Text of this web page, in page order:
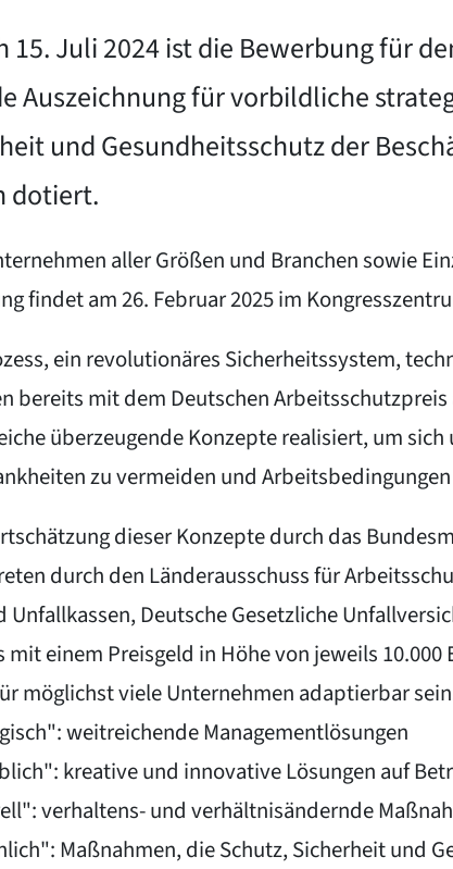
Juli 2024 ist die Bewerbung für
Auszeichnung für vorbildliche
und Gesundheitsschutz der
dotiert.
aller Größen und Branchen sowie
findet am 26. Februar 2025 im
ein revolutionäres Sicherheitssystem,
bereits mit dem Deutschen
überzeugende Konzepte realisiert, um
zu vermeiden und
dieser Konzepte durch das
durch den Länderausschuss für
Unfallkassen, Deutsche Gesetzliche
einem Preisgeld in Höhe von jeweils
möglichst viele Unternehmen adaptierbar
weitreichende Managementlösungen
kreative und innovative Lösungen auf
verhaltens- und verhältnisändernde
Maßnahmen, die Schutz, Sicherheit und